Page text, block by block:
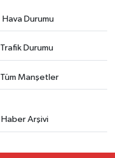
Hava Durumu
Trafik Durumu
Tüm Manşetler
Haber Arşivi